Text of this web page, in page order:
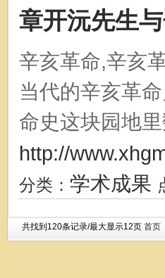
章开沅先生
辛亥革命,辛亥
当代的辛亥革
命史这块园地
http://
分类： 学术成果
共找到 120条记录/最大显示12页 首页